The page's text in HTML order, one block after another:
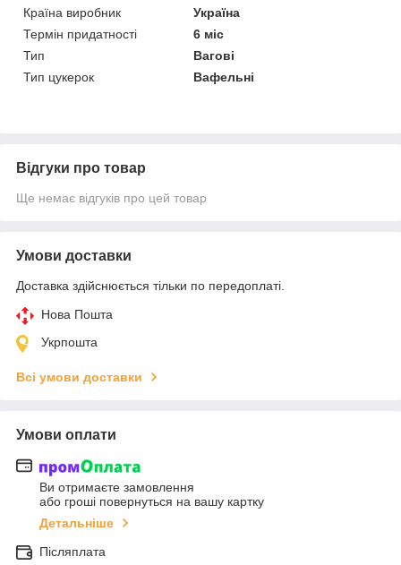
Країна виробник
Україна
Термін придатності
6 міс
Тип
Вагові
Тип цукерок
Вафельні
Відгуки про товар
Ще немає відгуків про цей товар
Умови доставки
Доставка здійснюється тільки по передоплаті.
Нова Пошта
Укрпошта
Всі умови доставки
Умови оплати
Ви отримаєте замовлення
або гроші повернуться на вашу картку
Детальніше
Післяплата